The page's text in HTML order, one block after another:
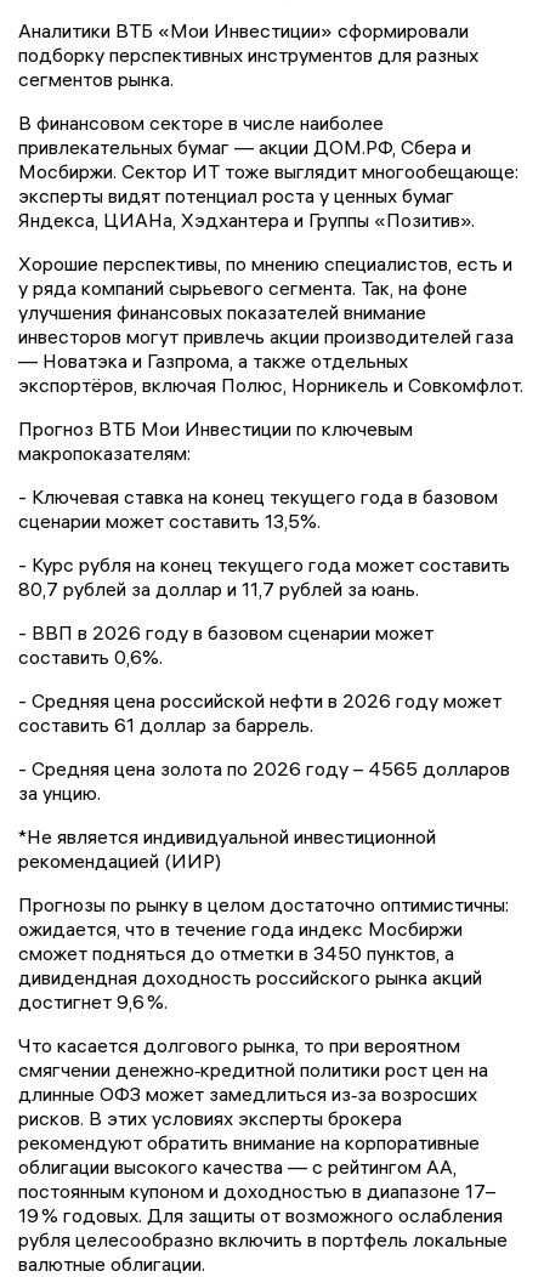
Аналитики ВТБ «Мои Инвестиции» сформировали
подборку перспективных инструментов для разных
сегментов рынка.
В финансовом секторе в числе наиболее
привлекательных бумаг — акции ДОМ.РФ, Сбера и
Мосбиржи. Сектор ИТ тоже выглядит многообещающе:
эксперты видят потенциал роста у ценных бумаг
Яндекса, ЦИАНа, Хэдхантера и Группы «Позитив».
Хорошие перспективы, по мнению специалистов, есть и
у ряда компаний сырьевого сегмента. Так, на фоне
улучшения финансовых показателей внимание
инвесторов могут привлечь акции производителей газа
— Новатэка и Газпрома, а также отдельных
экспортёров, включая Полюс, Норникель и Совкомфлот.
Прогноз ВТБ Мои Инвестиции по ключевым
макропоказателям:
- Ключевая ставка на конец текущего года в базовом
сценарии может составить 13,5%.
- Курс рубля на конец текущего года может составить
80,7 рублей за доллар и 11,7 рублей за юань.
- ВВП в 2026 году в базовом сценарии может
составить 0,6%.
- Средняя цена российской нефти в 2026 году может
составить 61 доллар за баррель.
- Средняя цена золота по 2026 году – 4565 долларов
за унцию.
*Не является индивидуальной инвестиционной
рекомендацией (ИИР)
Прогнозы по рынку в целом достаточно оптимистичны:
ожидается, что в течение года индекс Мосбиржи
сможет подняться до отметки в 3450 пунктов, а
дивидендная доходность российского рынка акций
достигнет 9,6 %.
Что касается долгового рынка, то при вероятном
смягчении денежно‑кредитной политики рост цен на
длинные ОФЗ может замедлиться из‑за возросших
рисков. В этих условиях эксперты брокера
рекомендуют обратить внимание на корпоративные
облигации высокого качества — с рейтингом АА,
постоянным купоном и доходностью в диапазоне 17–
19 % годовых. Для защиты от возможного ослабления
рубля целесообразно включить в портфель локальные
валютные облигации.